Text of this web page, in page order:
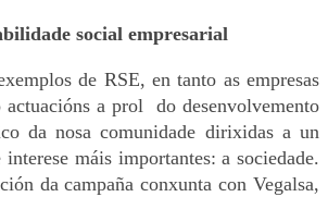
social empresarial
de RSE, en tanto as empresas
actuacións a prol do desenvolvemento
da nosa comunidade dirixidas a un
interese máis importantes: a sociedade.
da campaña conxunta con Vegalsa,